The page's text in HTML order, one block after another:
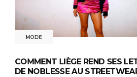
MODE
COMMENT LIÈGE REND SES
DE NOBLESSE AU